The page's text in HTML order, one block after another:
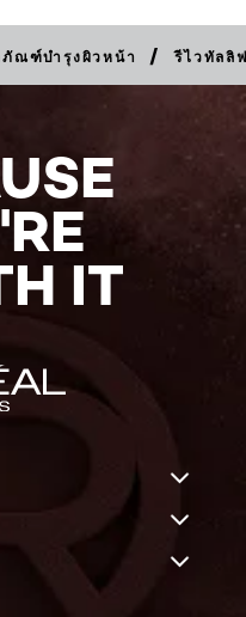
ณฑ์บำรุงผิวหน้า / รีไวทัลลิ
IT